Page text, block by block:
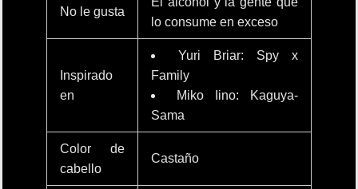
No le gusta
lo consume en exceso
Inspirado
en
Yuri Briar: Spy x
Family
Miko Iino: Kaguya-
Sama
Color de
cabello
Castaño